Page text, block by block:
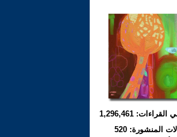
1,296,461
المنشورة: 520